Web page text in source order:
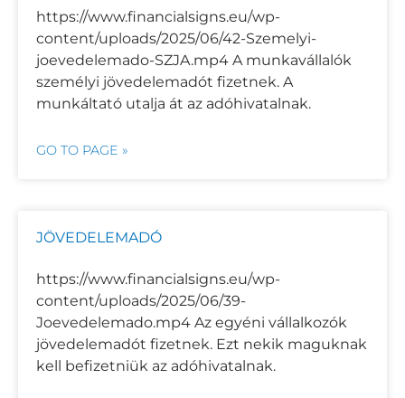
https://www.financialsigns.eu/wp-
content/uploads/2025/06/42-Szemelyi-
joevedelemado-SZJA.mp4 A munkavállalók
személyi jövedelemadót fizetnek. A
munkáltató utalja át az adóhivatalnak.
GO TO PAGE »
JÖVEDELEMADÓ
https://www.financialsigns.eu/wp-
content/uploads/2025/06/39-
Joevedelemado.mp4 Az egyéni vállalkozók
jövedelemadót fizetnek. Ezt nekik maguknak
kell befizetniük az adóhivatalnak.